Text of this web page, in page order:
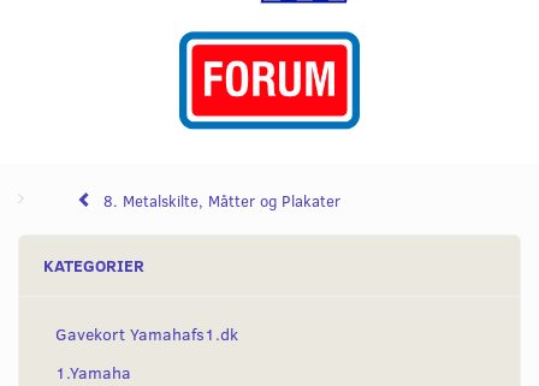
8. Metalskilte, Måtter og Plakater
KATEGORIER
Gavekort Yamahafs1.dk
1.Yamaha